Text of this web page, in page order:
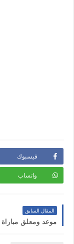
فيسبوك
واتساب
المقال السابق